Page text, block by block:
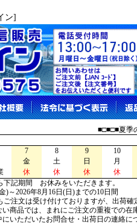
ン]
■□■□■夏季
7 8 9
10
金 土 日
月
休 休 休
休
下記期間 お休みをいただきます。
)～2026年8月16日(日)までの10日間
ご注文は受け付けておりますが、出荷
商品では、まれにご注文の重複での在
いただいたお問合せ・出荷日の連絡に